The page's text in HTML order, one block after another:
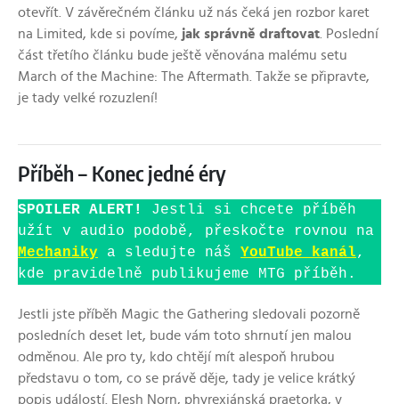
otevřít. V závěrečném článku už nás čeká jen rozbor karet
na Limited, kde si povíme, jak správně draftovat . Poslední
část třetího článku bude ještě věnována malému setu
March of the Machine: The Aftermath. Takže se připravte,
je tady velké rozuzlení!
Příběh – Konec jedné éry
SPOILER ALERT!
Jestli si chcete příběh
užít v audio podobě, přeskočte rovnou na
Mechaniky a sledujte náš YouTube kanál,
kde pravidelně publikujeme MTG příběh.
Jestli jste příběh Magic the Gathering sledovali pozorně
posledních deset let, bude vám toto shrnutí jen malou
odměnou. Ale pro ty, kdo chtějí mít alespoň hrubou
představu o tom, co se právě děje, tady je velice krátký
popis událostí. Elesh Norn, phyrexiánská praetorka, v